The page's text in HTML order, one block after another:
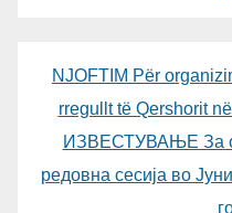
NJOFTIM Për
rregullt të Qershorit
ИЗВЕСТУВАЊЕ За
редовна сесија во